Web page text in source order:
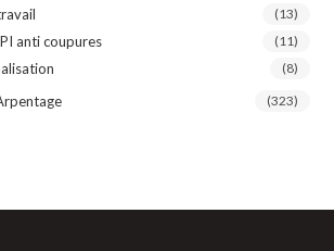
(13)
anti coupures (11)
(8)
(323)